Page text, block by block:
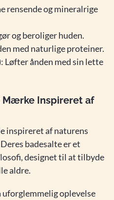
rensende og mineralrige
og beroliger huden.
med naturlige proteiner.
Løfter ånden med sin lette
Mærke Inspireret af
inspireret af naturens
badesalte er et
designet til at tilbyde
aldre.
oplevelse